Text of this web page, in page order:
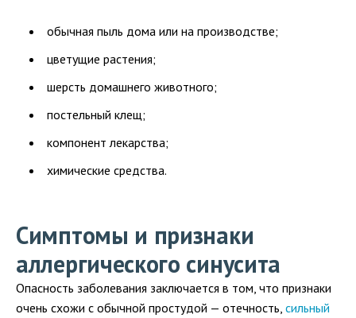
обычная пыль дома или на производстве;
цветущие растения;
шерсть домашнего животного;
постельный клещ;
компонент лекарства;
химические средства.
Симптомы и признаки
аллергического синусита
Опасность заболевания заключается в том, что признаки
очень схожи с обычной простудой — отечность, сильный